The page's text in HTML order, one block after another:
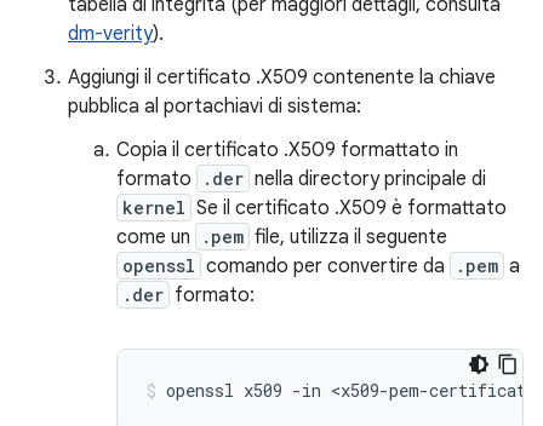
dm-verity).
Aggiungi il certificato .X509 contenente la chiave
pubblica al portachiavi di sistema:
Copia il certificato .X509 formattato in
formato
.der nella directory principale di
kernel Se il certificato .X509 è formattato
come un
.pem file, utilizza il seguente
openssl comando per convertire da .pem a
.der formato:
openssl x509 -in <x509-pem-